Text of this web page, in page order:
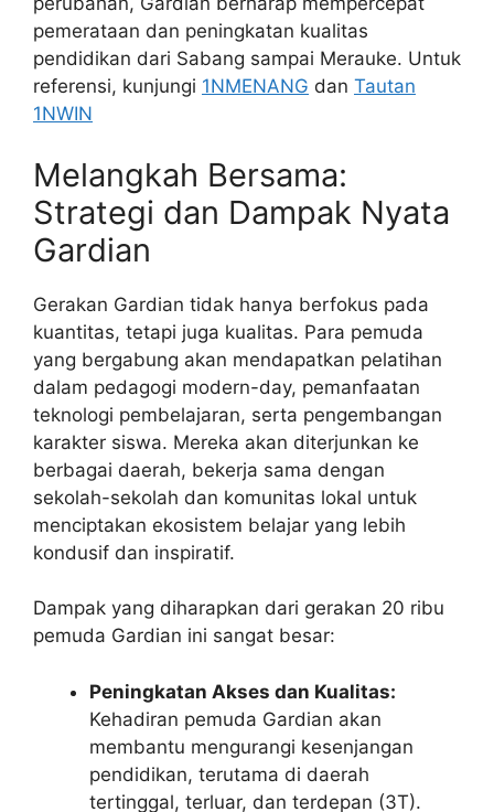
pemerataan dan peningkatan kualitas
pendidikan dari Sabang sampai Merauke. Untuk
referensi, kunjungi 1NMENANG dan Tautan
1NWIN
Melangkah Bersama:
Strategi dan Dampak Nyata
Gardian
Gerakan Gardian tidak hanya berfokus pada
kuantitas, tetapi juga kualitas. Para pemuda
yang bergabung akan mendapatkan pelatihan
dalam pedagogi modern-day, pemanfaatan
teknologi pembelajaran, serta pengembangan
karakter siswa. Mereka akan diterjunkan ke
berbagai daerah, bekerja sama dengan
sekolah-sekolah dan komunitas lokal untuk
menciptakan ekosistem belajar yang lebih
kondusif dan inspiratif.
Dampak yang diharapkan dari gerakan 20 ribu
pemuda Gardian ini sangat besar:
Peningkatan Akses dan Kualitas:
Kehadiran pemuda Gardian akan
membantu mengurangi kesenjangan
pendidikan, terutama di daerah
tertinggal, terluar, dan terdepan (3T).